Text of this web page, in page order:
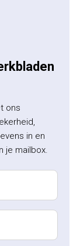
ons
in en
je mailbox.